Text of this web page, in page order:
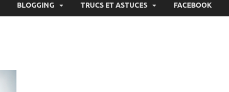
BLOGGING TRUCS ET ASTUCES FACEBOOK